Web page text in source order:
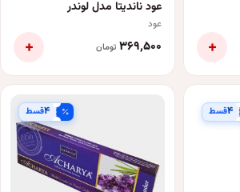
+
عود ناندیتا مدل لوندر
عود
۳۶۹٬۵۰۰ تومان +
۴قسط ۴قسط